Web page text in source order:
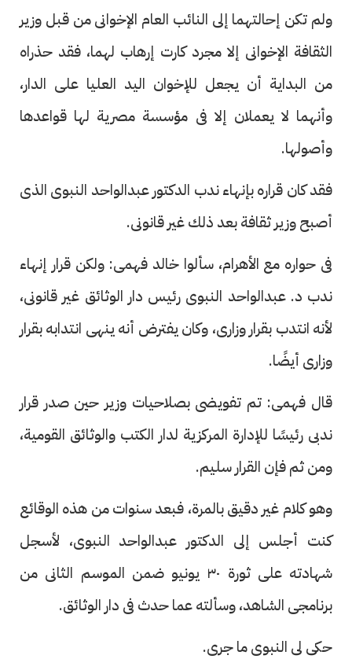
ولم تكن إحالتهما إلى النائب العام الإخوانى من قبل وزير
الثقافة الإخوانى إلا مجرد كارت إرهاب لهما، فقد حذراه
من البداية أن يجعل للإخوان اليد العليا على الدار،
وأنهما لا يعملان إلا فى مؤسسة مصرية لها قواعدها
وأصولها.
فقد كان قراره بإنهاء ندب الدكتور عبدالواحد النبوى الذى
أصبح وزير ثقافة بعد ذلك غير قانونى.
فى حواره مع الأهرام، سألوا خالد فهمى: ولكن قرار إنهاء
ندب د. عبدالواحد النبوى رئيس دار الوثائق غير قانونى،
لأنه انتدب بقرار وزارى، وكان يفترض أنه ينهى انتدابه بقرار
وزارى أيضًا.
قال فهمى: تم تفويضى بصلاحيات وزير حين صدر قرار
ندبى رئيسًا للإدارة المركزية لدار الكتب والوثائق القومية،
ومن ثم فإن القرار سليم.
وهو كلام غير دقيق بالمرة، فبعد سنوات من هذه الوقائع
كنت أجلس إلى الدكتور عبدالواحد النبوى، لأسجل
شهادته على ثورة ٣٠ يونيو ضمن الموسم الثانى من
برنامجى الشاهد، وسألته عما حدث فى دار الوثائق.
حكى لى النبوى ما جرى.